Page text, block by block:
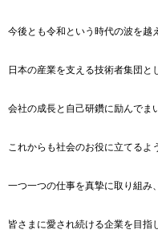
今後とも令和という時代の波を越
日本の産業を支える技術者集団と
会社の成長と自己研鑽に励んでま
これからも社会のお役に立てるよ
一つ一つの仕事を真摯に取り組み、
皆さまに愛され続ける企業を目指